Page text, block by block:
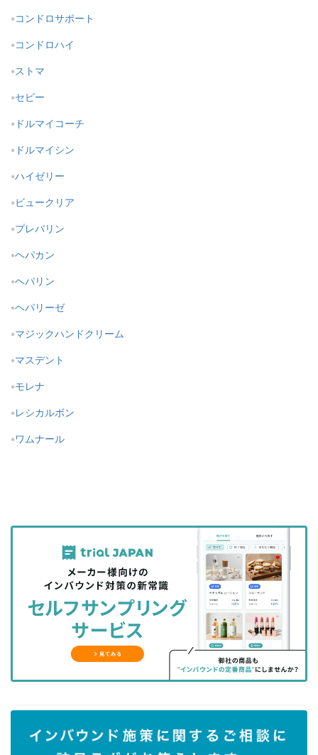
コンドロサポート
コンドロハイ
ストマ
セピー
ドルマイコーチ
ドルマイシン
ハイゼリー
ビュークリア
プレバリン
ヘパカン
ヘパリン
ヘパリーゼ
マジックハンドクリーム
マスデント
モレナ
レシカルボン
ワムナール